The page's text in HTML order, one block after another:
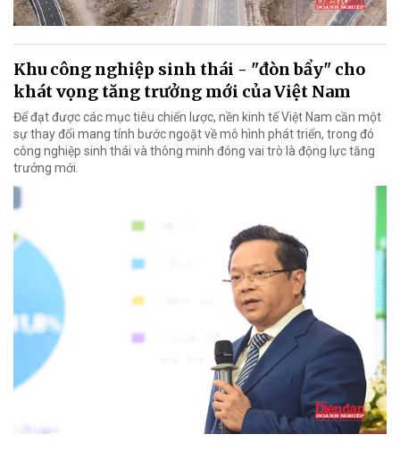
Khu công nghiệp sinh thái - "đòn bẩy" cho
khát vọng tăng trưởng mới của Việt Nam
Để đạt được các mục tiêu chiến lược, nền kinh tế Việt Nam cần một
sự thay đổi mang tính bước ngoặt về mô hình phát triển, trong đó
công nghiệp sinh thái và thông minh đóng vai trò là động lực tăng
trưởng mới.